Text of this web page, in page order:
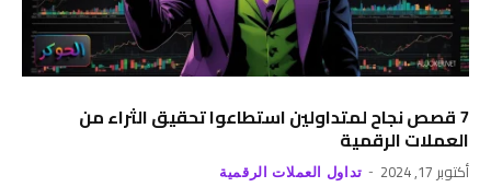
7 قصص نجاح لمتداولين استطاعوا تحقيق الثراء من
العملات الرقمية
أكتوبر 17, 2024 تداول العملات الرقمية